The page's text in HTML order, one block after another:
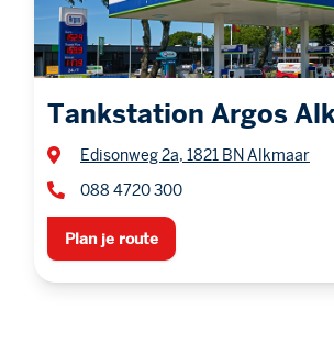
Tankstation Argos
Edisonweg 2a, 1821 BN Alkmaar
088 4720 300
Plan je route